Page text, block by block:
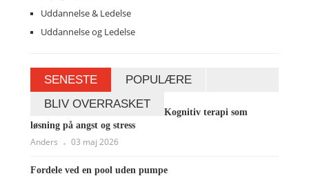
Uddannelse & Ledelse
Uddannelse og Ledelse
SENESTE
POPULÆRE
BLIV OVERRASKET
Kognitiv terapi som
løsning på angst og stress
Anders 03 maj 2026
Fordele ved en pool uden pumpe